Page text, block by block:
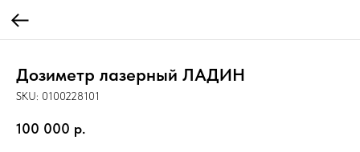
Дозиметр лазерный ЛАДИН
SKU: 0100228101
100 000 р.